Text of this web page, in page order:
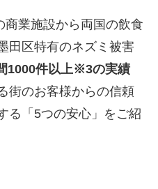
業施設から両国の飲食
田区特有のネズミ被害
1000件以上※3の実績
街のお客様からの信頼
る「5つの安心」をご紹